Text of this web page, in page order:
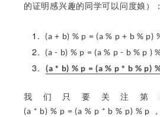
的证明感兴趣的同学可以问度娘）：
(a + b) % p = (a % p + b % p)
(a - b) % p = (a % p - b % p )
(a * b) % p = (a % p * b % p)
我们只要关注第
(a * b) % p = (a % p * b % p) % p